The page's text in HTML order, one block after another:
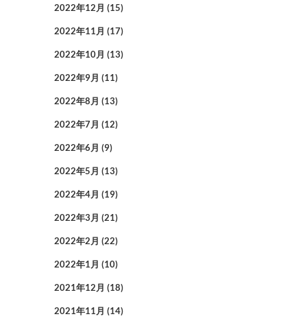
2022年12月 (15)
2022年11月 (17)
2022年10月 (13)
2022年9月 (11)
2022年8月 (13)
2022年7月 (12)
2022年6月 (9)
2022年5月 (13)
2022年4月 (19)
2022年3月 (21)
2022年2月 (22)
2022年1月 (10)
2021年12月 (18)
2021年11月 (14)